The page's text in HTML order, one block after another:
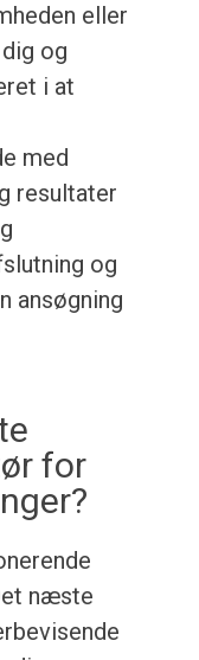
eller
og
i at
med
resultater
og
ansøgning
for
næste